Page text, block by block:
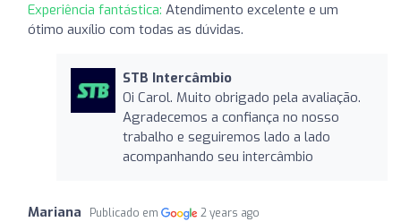
Experiência fantástica: Atendimento excelente e um
ótimo auxílio com todas as dúvidas.
STB Intercâmbio
Oi Carol. Muito obrigado pela avaliação.
Agradecemos a confiança no nosso
trabalho e seguiremos lado a lado
acompanhando seu intercâmbio
Mariana Publicado em 2 years ago